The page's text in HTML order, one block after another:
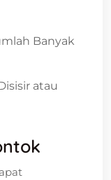
Banyak
atau